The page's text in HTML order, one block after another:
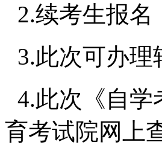
2.续考生报名
3.此次可办理
4.此次《自学
育考试院网上